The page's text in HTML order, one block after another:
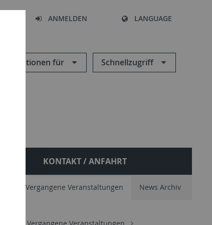
ANMELDEN LANGUAGE
Informationen für Schnellzugriff
KONTAKT / ANFAHRT
Vergangene Veranstaltungen News Archiv
Vergangene Veranstaltungen